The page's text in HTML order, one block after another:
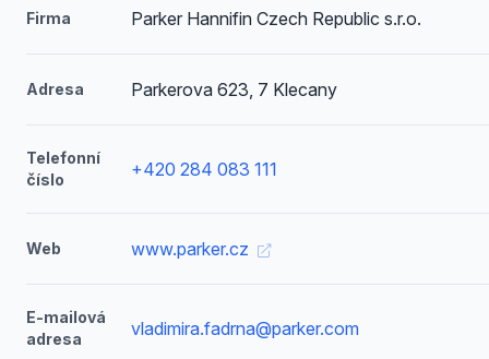
Firma Parker Hannifin Czech Republic s.r.o.
Adresa Parkerova 623, 7 Klecany
Telefonní
číslo
+420 284 083 111
Web www.parker.cz
E-mailová
adresa
vladimira.fadrna@parker.com